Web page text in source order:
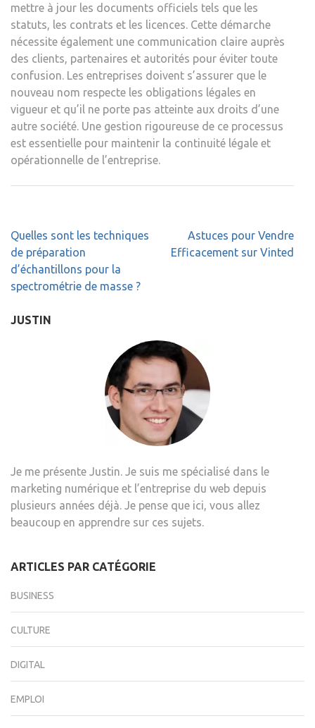
mettre à jour les documents officiels tels que les
statuts, les contrats et les licences. Cette démarche
nécessite également une communication claire auprès
des clients, partenaires et autorités pour éviter toute
confusion. Les entreprises doivent s’assurer que le
nouveau nom respecte les obligations légales en
vigueur et qu’il ne porte pas atteinte aux droits d’une
autre société. Une gestion rigoureuse de ce processus
est essentielle pour maintenir la continuité légale et
opérationnelle de l’entreprise.
Navigation
de
l’article
Quelles sont les techniques
de préparation
d’échantillons pour la
spectrométrie de masse ?
Astuces pour Vendre
Efficacement sur Vinted
JUSTIN
Je me présente Justin. Je suis me spécialisé dans le
marketing numérique et l’entreprise du web depuis
plusieurs années déjà. Je pense que ici, vous allez
beaucoup en apprendre sur ces sujets.
ARTICLES PAR CATÉGORIE
BUSINESS
CULTURE
DIGITAL
EMPLOI